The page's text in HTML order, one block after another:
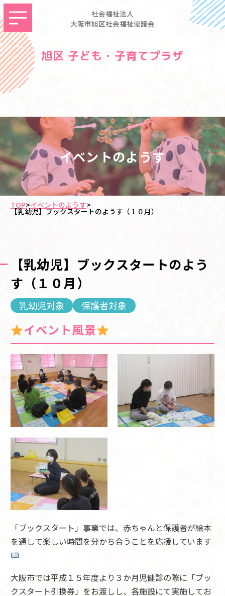
社会福祉法人
大阪市旭区社会福祉協議会
旭区 子ども・子育てプラザ
イベントのようす
TOP>イベントのようす>
【乳幼児】ブックスタートのようす（１０月）
【乳幼児】ブックスタートのよう
す（１０月）
乳幼児対象 保護者対象
イベント風景
「ブックスタート」事業では、赤ちゃんと保護者が絵本
を通して楽しい時間を分かち合うことを応援しています
大阪市では平成１５年度より３か月児健診の際に「ブッ
クスタート引換券」をお渡しし、各施設にて実施してお